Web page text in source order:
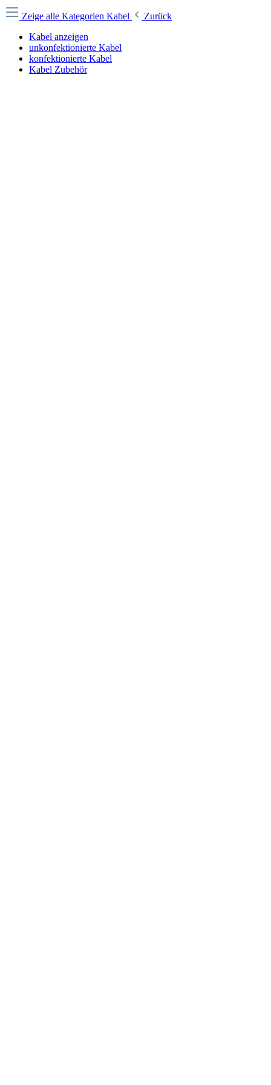
Zeige alle Kategorien Kabel
Zurück
Kabel anzeigen
unkonfektionierte Kabel
konfektionierte Kabel
Kabel Zubehör